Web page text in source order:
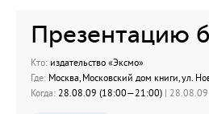
Презентацию
Кто: издательство «Эксмо»
Где: Москва, Московский дом книги, ул.
Когда: 28.08.09 (18:00—21:00) |